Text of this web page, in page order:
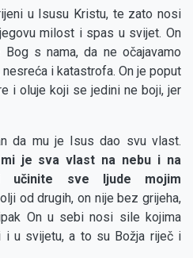
u Isusu Kristu, te zato nosi
milost i spas u svijet. On
s nama, da ne očajavamo
i katastrofa. On je poput
i oluje koji se jedini ne boji, jer
da mu je Isus dao svu vlast.
mi je sva vlast na nebu i na
sve ljude mojim
od drugih, on nije bez grijeha,
On u sebi nosi sile kojima
u svijetu, a to su Božja riječ i